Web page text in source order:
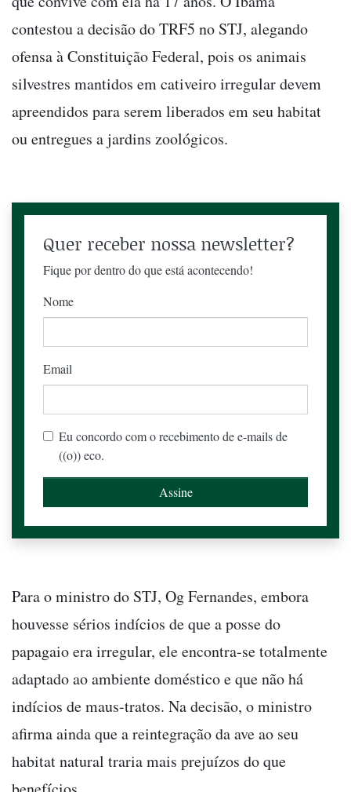
contestou a decisão do TRF5 no STJ, alegando
ofensa à Constituição Federal, pois os animais
silvestres mantidos em cativeiro irregular devem
apreendidos para serem liberados em seu habitat
ou entregues a jardins zoológicos.
Quer receber nossa newsletter?
Fique por dentro do que está acontecendo!
Nome
Email
Eu concordo com o recebimento de e-mails de
((o)) eco.
Para o ministro do STJ, Og Fernandes, embora
houvesse sérios indícios de que a posse do
papagaio era irregular, ele encontra-se totalmente
adaptado ao ambiente doméstico e que não há
indícios de maus-tratos. Na decisão, o ministro
afirma ainda que a reintegração da ave ao seu
habitat natural traria mais prejuízos do que